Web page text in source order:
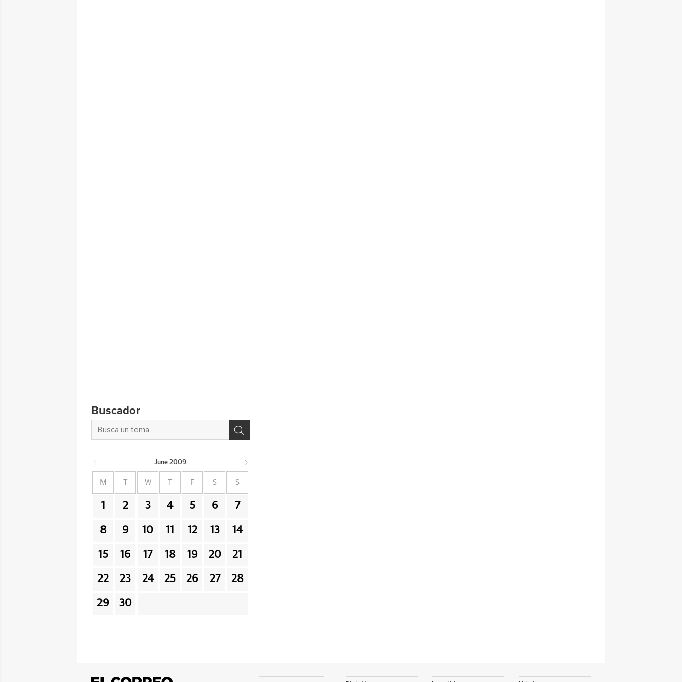
Buscador
June 2009
M W F S S
1 2 3 4 5 6 7
8 9 10 11 12 13 14
15 16 17 18 19 20 21
22 23 24 25 26 27 28
29 30